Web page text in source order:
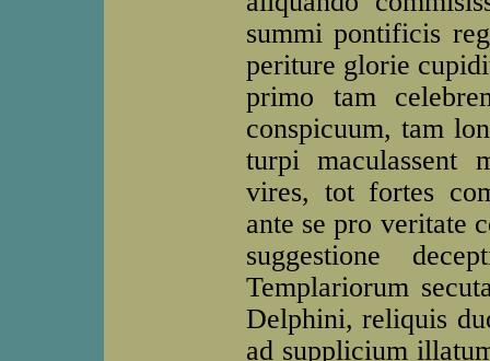
summi pontificis
periture glorie
primo tam
conspicuum, tam
turpi maculassent
vires, tot fortes
ante se pro veritate
suggestione
Templariorum
Delphini, reliquis
ad supplicium